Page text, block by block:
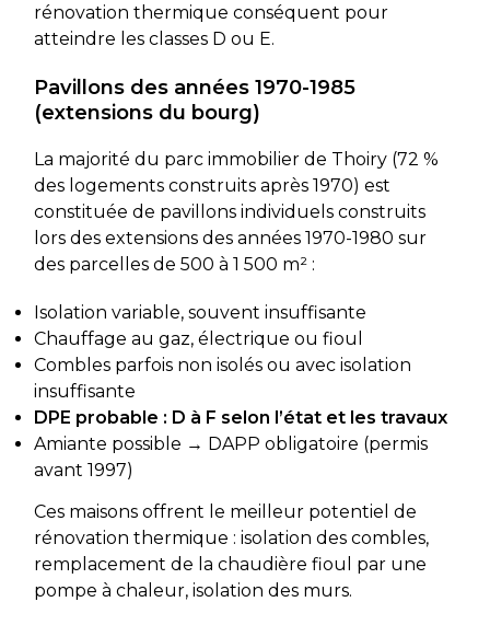
rénovation thermique conséquent pour
atteindre les classes D ou E.
Pavillons des années 1970-1985
(extensions du bourg)
La majorité du parc immobilier de Thoiry (72 %
des logements construits après 1970) est
constituée de pavillons individuels construits
lors des extensions des années 1970-1980 sur
des parcelles de 500 à 1 500 m² :
Isolation variable, souvent insuffisante
Chauffage au gaz, électrique ou fioul
Combles parfois non isolés ou avec isolation
insuffisante
DPE probable : D à F selon l’état et les travaux
Amiante possible → DAPP obligatoire (permis
avant 1997)
Ces maisons offrent le meilleur potentiel de
rénovation thermique : isolation des combles,
remplacement de la chaudière fioul par une
pompe à chaleur, isolation des murs.